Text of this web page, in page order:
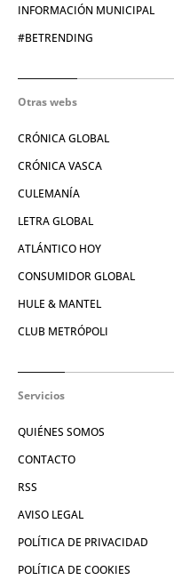
INFORMACIÓN MUNICIPAL
#BETRENDING
Otras webs
CRÓNICA GLOBAL
CRÓNICA VASCA
CULEMANÍA
LETRA GLOBAL
ATLÁNTICO HOY
CONSUMIDOR GLOBAL
HULE & MANTEL
CLUB METRÓPOLI
Servicios
QUIÉNES SOMOS
CONTACTO
RSS
AVISO LEGAL
POLÍTICA DE PRIVACIDAD
POLÍTICA DE COOKIES